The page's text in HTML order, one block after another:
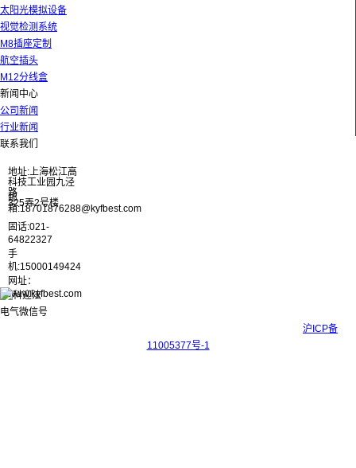
太阳光模拟设备
视觉检测系统
M8插座定制
航空插头
M12分线盒
新闻中心
公司新闻
行业新闻
联系我们
地址:上海松江高
科技工业园九泾
路
325弄2号楼
邮
箱:18701876288@kyfbest.com
固话:021-
64822327
手
机:15000149424
网址：
www.kyfbest.com
沪ICP备
11005377号-1